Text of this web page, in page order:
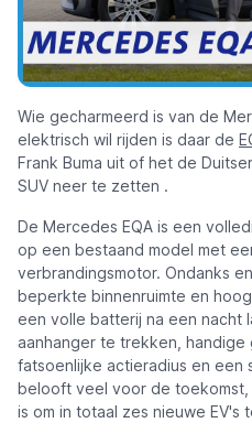
Wie gecharmeerd is van de
elektrisch wil rijden is daar de
Frank Buma uit of het de
SUV neer te zetten .
De Mercedes EQA is een
op een bestaand model met
verbrandingsmotor. Ondanks
beperkte binnenruimte en
een volle batterij na een nacht
aanhanger te trekken,
fatsoenlijke actieradius en een
belooft veel voor de toekomst,
is om in totaal zes nieuwe